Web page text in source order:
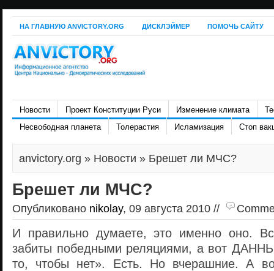
НА ГЛАВНУЮ ANVICTORY.ORG ДИСКЛЭЙМЕР ПОМОЧЬ САЙТУ
Новости Проект Конституции Руси Изменение климата
Несвободная планета
Толерастия Исламизация Стоп
anvictory.org » Новости » Брешет ли МЧС?
Брешет ли МЧС?
Опубликовано nikolay, 09 августа 2010 //
И правильно думаете, это именно оно.
забиты победными реляциями, а вот
то, чтобы нет». Есть. Но вчерашние. А